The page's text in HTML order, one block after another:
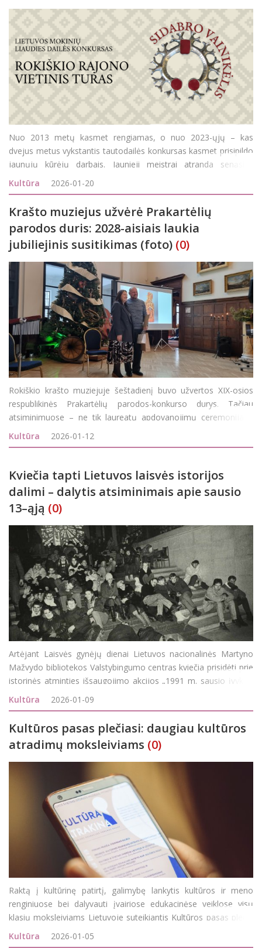
Nuo 2013 metų kasmet rengiamas, o nuo 2023-ųjų – kas
dvejus metus vykstantis tautodailės konkursas kasmet prisipildo
jaunųjų kūrėjų darbais. Jaunieji meistrai atranda senąsias
lietuvių tautos meno tradicijas, amatus ir savo kūryba suteikia
jiems naują gyvybę. Tai vienas svarbiausių būdų i&scar
Kultūra 2026-01-20
Krašto muziejus užvėrė Prakartėlių
parodos duris: 2028-aisiais laukia
jubiliejinis susitikimas (foto) (0)
Rokiškio krašto muziejuje šeštadienį buvo užvertos XIX-osios
respublikinės Prakartėlių parodos-konkurso durys. Tačiau
atsiminimuose – ne tik laureatų apdovanojimų ceremonija ir
organizaciniai rūpesčiai, bet ir 3-4 muziejaus Prakartėlių
kolekciją papildysiančios nauj
Kultūra 2026-01-12
Kviečia tapti Lietuvos laisvės istorijos
dalimi – dalytis atsiminimais apie sausio
13–ąją (0)
Artėjant Laisvės gynėjų dienai Lietuvos nacionalinės Martyno
Mažvydo bibliotekos Valstybingumo centras kviečia prisidėti prie
istorinės atminties išsaugojimo akcijos „1991 m. sausio įvykiai:
Tavo istorija“. Iki kovo 15 d. tautiečiai kviečiami dalytis
prisiminimais apie sausio 13-o
Kultūra 2026-01-09
Kultūros pasas plečiasi: daugiau kultūros
atradimų moksleiviams (0)
Raktą į kultūrinę patirtį, galimybę lankytis kultūros ir meno
renginiuose bei dalyvauti įvairiose edukacinėse veiklose visų
klasių moksleiviams Lietuvoje suteikiantis Kultūros pasas plečia
veiklų sąrašą. Baigėsi antrasis šių metų Kultūros paso paraiškų
vertinimo etapas. Jo metu
Kultūra 2026-01-05